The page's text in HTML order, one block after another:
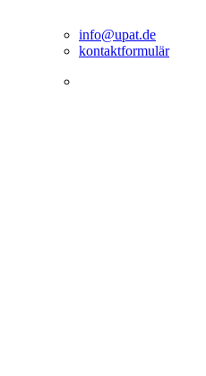
info@upat.de
kontaktformulär